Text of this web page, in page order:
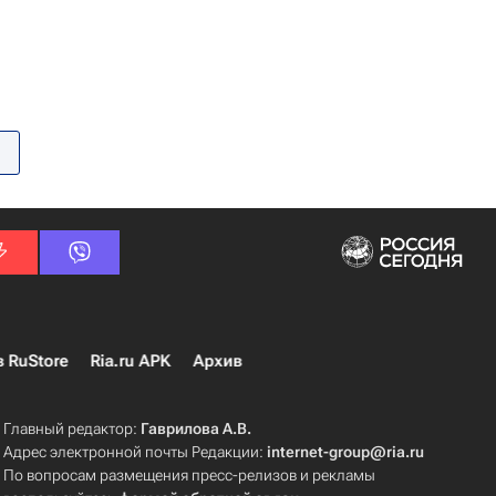
RuStore Ria.ru APK Архив
Главный редактор: Гаврилова А.В.
Адрес электронной почты Редакции:internet-group@ria.ru
По вопросам размещения пресс-релизов и рекламы